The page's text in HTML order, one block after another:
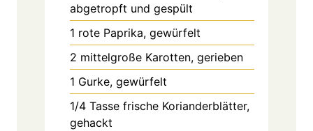
abgetropft und gespült
1 rote Paprika, gewürfelt
2 mittelgroße Karotten, gerieben
1 Gurke, gewürfelt
1/4 Tasse frische Korianderblätter,
gehackt